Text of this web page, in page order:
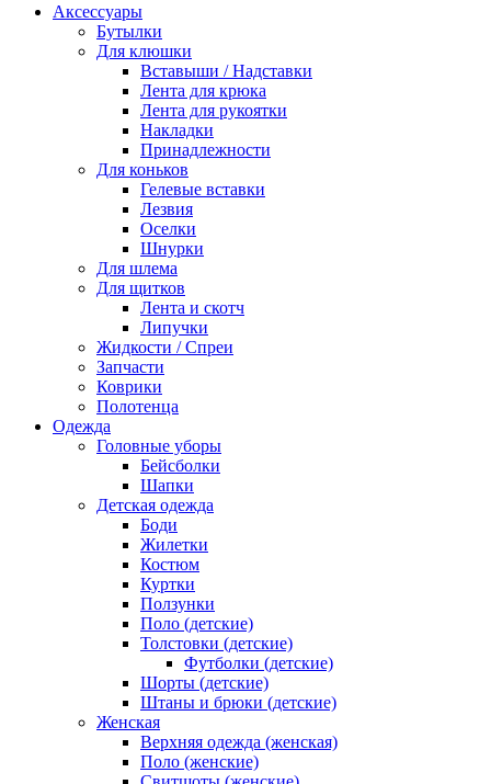
Аксессуары
Бутылки
Для клюшки
Вставыши / Надставки
Лента для крюка
Лента для рукоятки
Накладки
Принадлежности
Для коньков
Гелевые вставки
Лезвия
Оселки
Шнурки
Для шлема
Для щитков
Лента и скотч
Липучки
Жидкости / Спреи
Запчасти
Коврики
Полотенца
Одежда
Головные уборы
Бейсболки
Шапки
Детская одежда
Боди
Жилетки
Костюм
Куртки
Ползунки
Поло (детские)
Толстовки (детские)
Футболки (детские)
Шорты (детские)
Штаны и брюки (детские)
Женская
Верхняя одежда (женская)
Поло (женские)